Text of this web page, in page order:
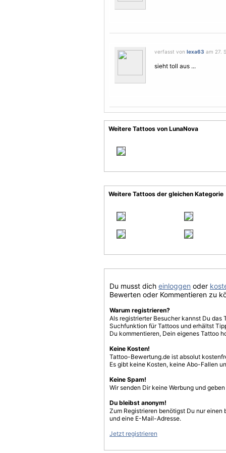
verfasst von lexa63 am 27.
sieht toll aus ...
Weitere Tattoos von LunaNova
Weitere Tattoos der gleichen Kategorie
Du musst dich einloggen oder
Bewerten oder Kommentieren zu
Warum registrieren?
Als registrierter Besucher kannst Du
Suchfunktion für Tattoos und erhältst
Du kommentieren, Dein eigenes Tattoo
Keine Kosten!
Tattoo-Bewertung.de ist absolut
Es gibt keine Kosten, keine Abo-Fallen
Keine Spam!
Wir senden Dir keine Werbung und
Du bleibst anonym!
Zum Registrieren benötigst Du nur einen
und eine E-Mail-Adresse.
Jetzt registrieren